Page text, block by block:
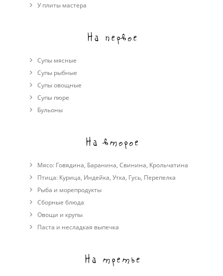
У плиты мастера
На первое
Супы мясные
Супы рыбные
Супы овощные
Cупы пюре
Бульоны
На второе
Мясо: Говядина, Баранина, Свинина, Крольчатина
Птица: Курица, Индейка, Утка, Гусь, Перепелка
Рыба и морепродукты
Сборные блюда
Овощи и крупы
Паста и несладкая выпечка
На третье